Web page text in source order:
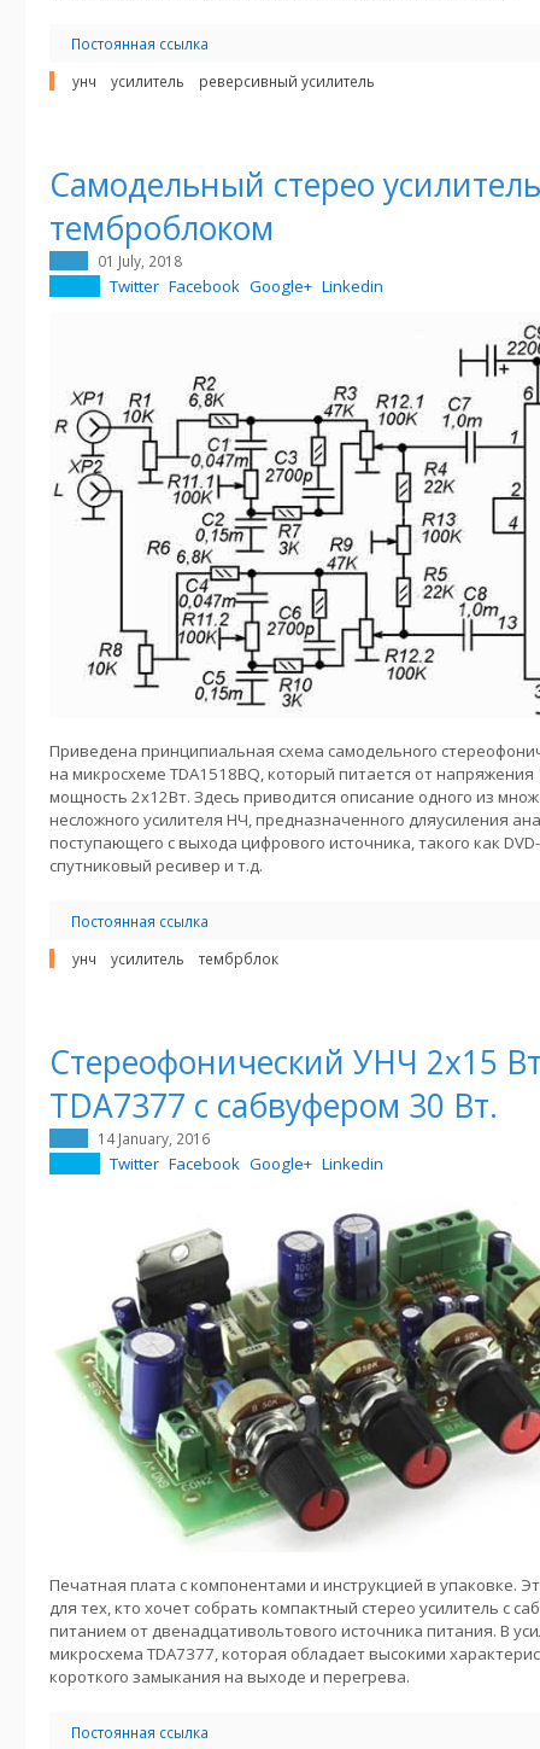
Постоянная ссылка
унч
усилитель реверсивный усилитель
Самодельный стерео
темброблоком
01 July, 2018
Twitter Facebook Google+ Linkedin
Приведена принципиальная схема самодельного
на микросхеме TDA1518BQ, который питается от
мощность 2x12Вт. Здесь приводится описание одного из
несложного усилителя НЧ, предназначенного дляусиления
поступающего с выхода цифрового источника, такого как
спутниковый ресивер и т.д.
Постоянная ссылка
унч
усилитель тембрблок
Стереофонический УНЧ 2х15
TDA7377 с сабвуфером 30 Вт.
14 January, 2016
Twitter Facebook Google+ Linkedin
Печатная плата с компонентами и инструкцией в упаковке.
для тех, кто хочет собрать компактный стерео усилитель с
питанием от двенадцативольтового источника питания. В
микросхема TDA7377, которая обладает высокими
короткого замыкания на выходе и перегрева.
Постоянная ссылка